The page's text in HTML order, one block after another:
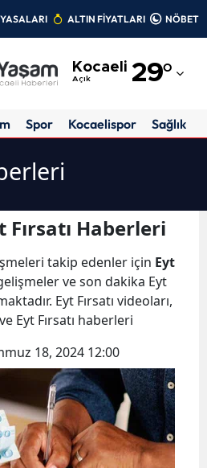
ALTIN FİYATLARI
Kocaeli
Açık 29°
Adıyaman
Ankara
Artvin
Aydın
Balıkesir
Bilecik
Bingöl
Bitlis
Spor Kocaelispor Sağlık
Fırsatı Haberleri
takip edenler için Eyt
ve son dakika Eyt
Eyt Fırsatı videoları,
Eyt Fırsatı haberleri
18, 2024 12:00